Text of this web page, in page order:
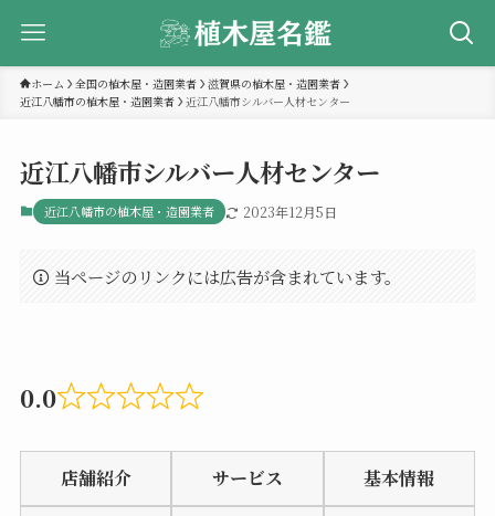
ホーム 全国の植木屋・造園業者
滋賀県の植木屋・造園業者
近江八幡市の植木屋・造園業者
近江八幡市シルバー人材センター
近江八幡市シルバー人材センター
近江八幡市の植木屋・造園業者 2023年12月5日
当ページのリンクには広告が含まれています。
0.0
Rated
0.0
out
店舗紹介 サービス 基本情報